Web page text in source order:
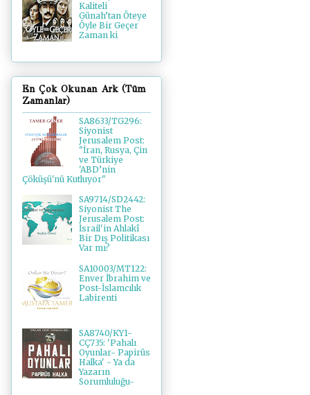
Kaliteli
Günah’tan Öteye
Öyle Bir Geçer
Zaman ki
En Çok Okunan Ark (Tüm
Zamanlar)
SA8633/TG296:
Siyonist
Jerusalem Post:
"İran, Rusya, Çin
ve Türkiye
'ABD’nin
Çöküşü'nü Kutluyor"
SA9714/SD2442:
Siyonist The
Jerusalem Post:
İsrail'in Ahlakî
Bir Dış Politikası
Var mı?
SA10003/MT122:
Enver İbrahim ve
Post-İslamcılık
Labirenti
SA8740/KY1-
CÇ735: 'Pahalı
Oyunlar- Papirüs
Halka' - Ya da
Yazarın
Sorumluluğu-